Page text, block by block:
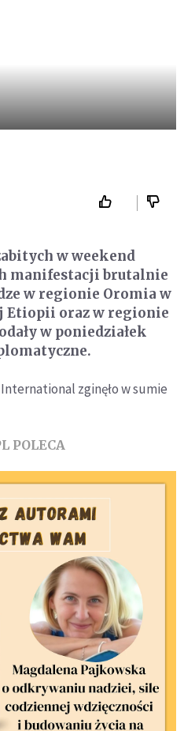
w weekend
manifestacji brutalnie
w regionie Oromia w
Etiopii oraz w regionie
w poniedziałek
zginęło w sumie
POLECA